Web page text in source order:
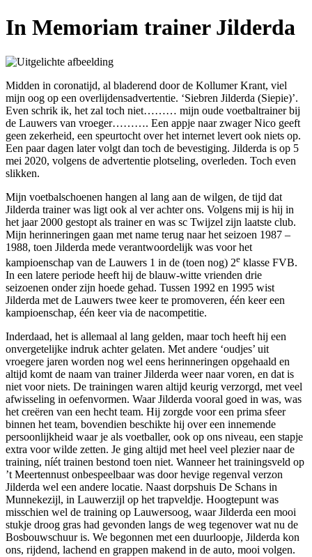
In Memoriam trainer Jilderda
Midden in coronatijd, al bladerend door de Kollumer Krant, viel
mijn oog op een overlijdensadvertentie. ‘Siebren Jilderda (Siepie)’.
Even schrik ik, het zal toch niet……… mijn oude voetbaltrainer bij
de Lauwers van vroeger………. Een appje naar zwager Nico geeft
geen zekerheid, een speurtocht over het internet levert ook niets op.
Een paar dagen later volgt dan toch de bevestiging. Jilderda is op 5
mei 2020, volgens de advertentie plotseling, overleden. Toch even
slikken.
Mijn voetbalschoenen hangen al lang aan de wilgen, de tijd dat
Jilderda trainer was ligt ook al ver achter ons. Volgens mij is hij in
het jaar 2000 gestopt als trainer en was sc Twijzel zijn laatste club.
Mijn herinneringen gaan met name terug naar het seizoen 1987 –
1988, toen Jilderda mede verantwoordelijk was voor het
kampioenschap van de Lauwers 1 in de (toen nog) 2e klasse FVB.
In een latere periode heeft hij de blauw-witte vrienden drie
seizoenen onder zijn hoede gehad. Tussen 1992 en 1995 wist
Jilderda met de Lauwers twee keer te promoveren, één keer een
kampioenschap, één keer via de nacompetitie.
Inderdaad, het is allemaal al lang gelden, maar toch heeft hij een
onvergetelijke indruk achter gelaten. Met andere ‘oudjes’ uit
vroegere jaren worden nog wel eens herinneringen opgehaald en
altijd komt de naam van trainer Jilderda weer naar voren, en dat is
niet voor niets. De trainingen waren altijd keurig verzorgd, met veel
afwisseling in oefenvormen. Waar Jilderda vooral goed in was, was
het creëren van een hecht team. Hij zorgde voor een prima sfeer
binnen het team, bovendien beschikte hij over een innemende
persoonlijkheid waar je als voetballer, ook op ons niveau, een stapje
extra voor wilde zetten. Je ging altijd met heel veel plezier naar de
training, níét trainen bestond toen niet. Wanneer het trainingsveld op
’t Meertennust onbespeelbaar was door hevige regenval verzon
Jilderda wel een andere locatie. Naast dorpshuis De Schans in
Munnekezijl, in Lauwerzijl op het trapveldje. Hoogtepunt was
misschien wel de training op Lauwersoog, waar Jilderda een mooi
stukje droog gras had gevonden langs de weg tegenover wat nu de
Bosbouwschuur is. We begonnen met een duurloopje, Jilderda kon
ons, rijdend, lachend en grappen makend in de auto, mooi volgen.